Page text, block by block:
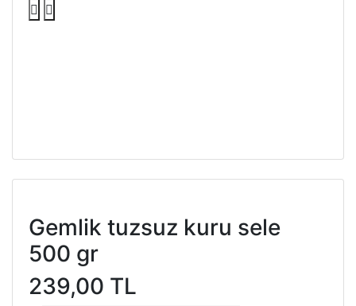
Gemlik tuzsuz kuru sele
500 gr
239,00 TL